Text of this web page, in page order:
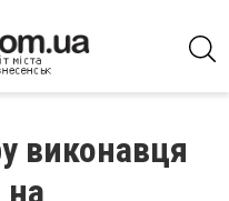
виконавця
на